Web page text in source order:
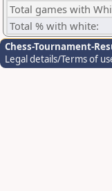
Total games with
Total % with white:
Chess-Tournament-
Legal details/Terms of